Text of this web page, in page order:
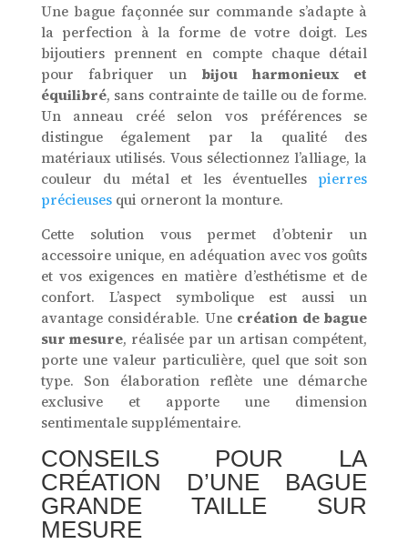
Une bague façonnée sur commande s’adapte à
la perfection à la forme de votre doigt. Les
bijoutiers prennent en compte chaque détail
pour fabriquer un bijou harmonieux et
équilibré, sans contrainte de taille ou de forme.
Un anneau créé selon vos préférences se
distingue également par la qualité des
matériaux utilisés. Vous sélectionnez l’alliage, la
couleur du métal et les éventuelles pierres
précieusesqui orneront la monture.
Cette solution vous permet d’obtenir un
accessoire unique, en adéquation avec vos goûts
et vos exigences en matière d’esthétisme et de
confort. L’aspect symbolique est aussi un
avantage considérable. Une création de bague
sur mesure, réalisée par un artisan compétent,
porte une valeur particulière, quel que soit son
type. Son élaboration reflète une démarche
exclusive et apporte une dimension
sentimentale supplémentaire.
CONSEILS POUR LA
CRÉATION D’UNE BAGUE
GRANDE TAILLE SUR
MESURE